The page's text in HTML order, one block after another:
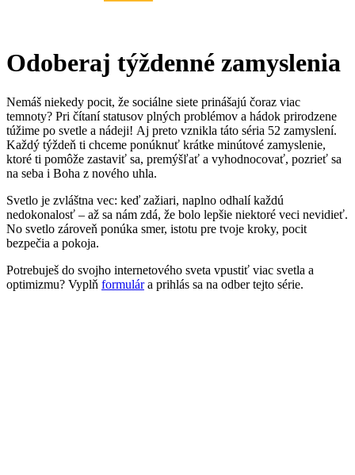
Odoberaj týždenné zamyslenia
Nemáš niekedy pocit, že sociálne siete prinášajú čoraz viac
temnoty? Pri čítaní statusov plných problémov a hádok prirodzene
túžime po svetle a nádeji! Aj preto vznikla táto séria 52 zamyslení.
Každý týždeň ti chceme ponúknuť krátke minútové zamyslenie,
ktoré ti pomôže zastaviť sa, premýšľať a vyhodnocovať, pozrieť sa
na seba i Boha z nového uhla.
Svetlo je zvláštna vec: keď zažiari, naplno odhalí každú
nedokonalosť – až sa nám zdá, že bolo lepšie niektoré veci nevidieť.
No svetlo zároveň ponúka smer, istotu pre tvoje kroky, pocit
bezpečia a pokoja.
Potrebuješ do svojho internetového sveta vpustiť viac svetla a
optimizmu? Vyplň formulára prihlás sa na odber tejto série.